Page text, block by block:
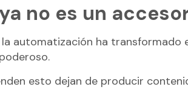
no es un
automatización ha
esto dejan de producir